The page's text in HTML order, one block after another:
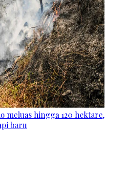
meluas hingga 120 hektare,
baru